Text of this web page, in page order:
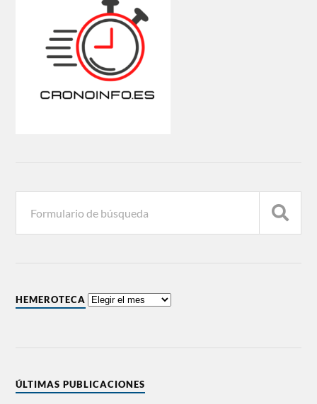
HEMEROTECA
ÚLTIMAS PUBLICACIONES